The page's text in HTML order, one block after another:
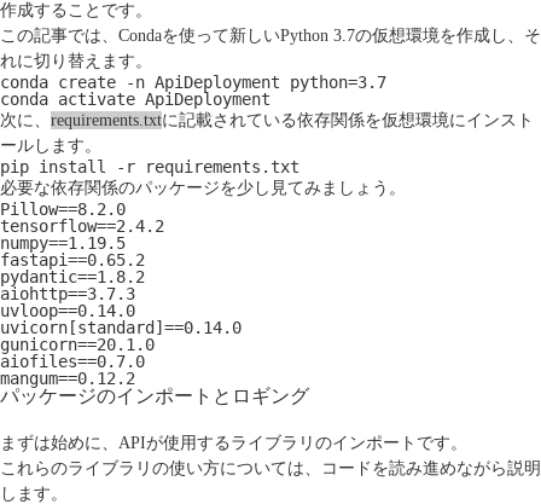
作成することです。
この記事では、 Condaを使って新しいPython 3.7の仮想環境を作成し、そ
れに切り替えます。
conda create -n ApiDeployment python=3.7
conda activate ApiDeployment
次に、 requirements.txtに記載されている依存関係を仮想環境にインスト
ールします。
pip install -r requirements.txt
必要な依存関係のパッケージを少し見てみましょう。
Pillow==8.2.0
tensorflow==2.4.2
numpy==1.19.5
fastapi==0.65.2
pydantic==1.8.2
aiohttp==3.7.3
uvloop==0.14.0
uvicorn[standard]==0.14.0
gunicorn==20.1.0
aiofiles==0.7.0
mangum==0.12.2
パッケージのインポートとロギング
まずは始めに、APIが使用するライブラリのインポートです。
これらのライブラリの使い方については、コードを読み進めながら説明
します。